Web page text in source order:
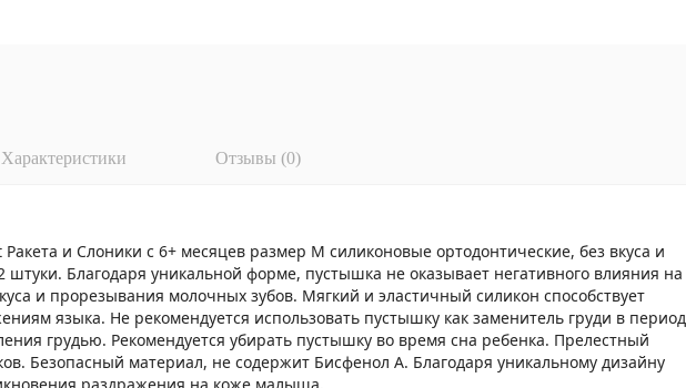
Характеристики Отзывы (0)
и Слоники с 6+ месяцев размер M силиконовые ортодонтические, без вкуса и
штуки. Благодаря уникальной форме, пустышка не оказывает негативного влияния на
и прорезывания молочных зубов. Мягкий и эластичный силикон способствует
языка. Не рекомендуется использовать пустышку как заменитель груди в период
грудью. Рекомендуется убирать пустышку во время сна ребенка. Прелестный
Безопасный материал, не содержит Бисфенол А. Благодаря уникальному дизайну
раздражения на коже малыша.